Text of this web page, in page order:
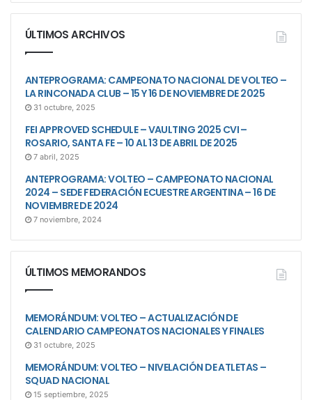
ÚLTIMOS ARCHIVOS
ANTEPROGRAMA: CAMPEONATO NACIONAL DE VOLTEO –
LA RINCONADA CLUB – 15 Y 16 DE NOVIEMBRE DE 2025
31 octubre, 2025
FEI APPROVED SCHEDULE – VAULTING 2025 CVI –
ROSARIO, SANTA FE – 10 AL 13 DE ABRIL DE 2025
7 abril, 2025
ANTEPROGRAMA: VOLTEO – CAMPEONATO NACIONAL
2024 – SEDE FEDERACIÓN ECUESTRE ARGENTINA – 16 DE
NOVIEMBRE DE 2024
7 noviembre, 2024
ÚLTIMOS MEMORANDOS
MEMORÁNDUM: VOLTEO – ACTUALIZACIÓN DE
CALENDARIO CAMPEONATOS NACIONALES Y FINALES
31 octubre, 2025
MEMORÁNDUM: VOLTEO – NIVELACIÓN DE ATLETAS –
SQUAD NACIONAL
15 septiembre, 2025